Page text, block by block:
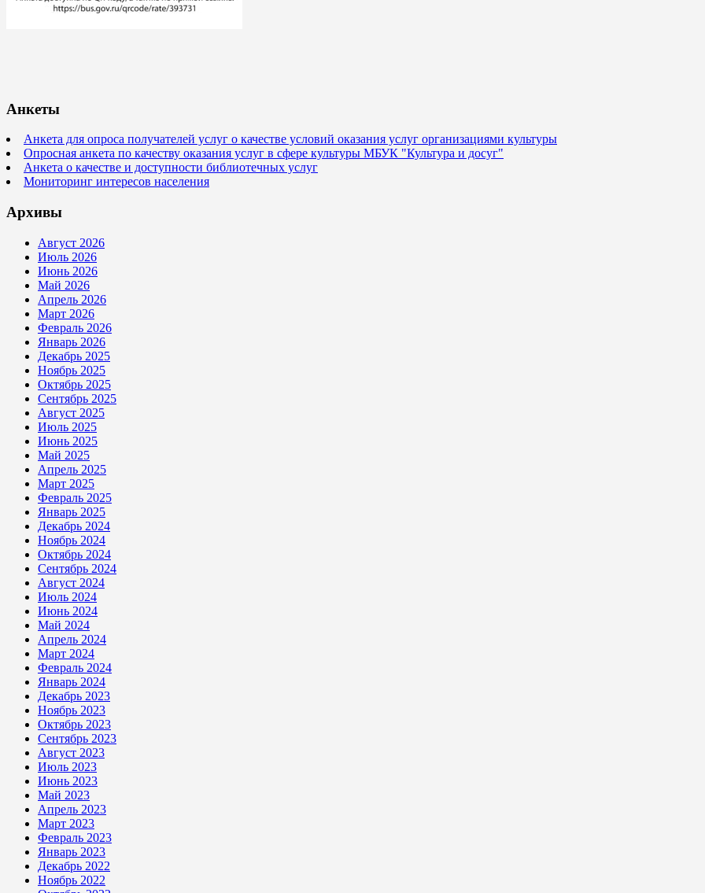
Анкеты
Анкета для опроса получателей услуг о качестве условий оказания услуг организациями культуры
Опросная анкета по качеству оказания услуг в сфере культуры МБУК "Культура и досуг"
Анкета о качестве и доступности библиотечных услуг
Мониторинг интересов населения
Архивы
Август 2026
Июль 2026
Июнь 2026
Май 2026
Апрель 2026
Март 2026
Февраль 2026
Январь 2026
Декабрь 2025
Ноябрь 2025
Октябрь 2025
Сентябрь 2025
Август 2025
Июль 2025
Июнь 2025
Май 2025
Апрель 2025
Март 2025
Февраль 2025
Январь 2025
Декабрь 2024
Ноябрь 2024
Октябрь 2024
Сентябрь 2024
Август 2024
Июль 2024
Июнь 2024
Май 2024
Апрель 2024
Март 2024
Февраль 2024
Январь 2024
Декабрь 2023
Ноябрь 2023
Октябрь 2023
Сентябрь 2023
Август 2023
Июль 2023
Июнь 2023
Май 2023
Апрель 2023
Март 2023
Февраль 2023
Январь 2023
Декабрь 2022
Ноябрь 2022